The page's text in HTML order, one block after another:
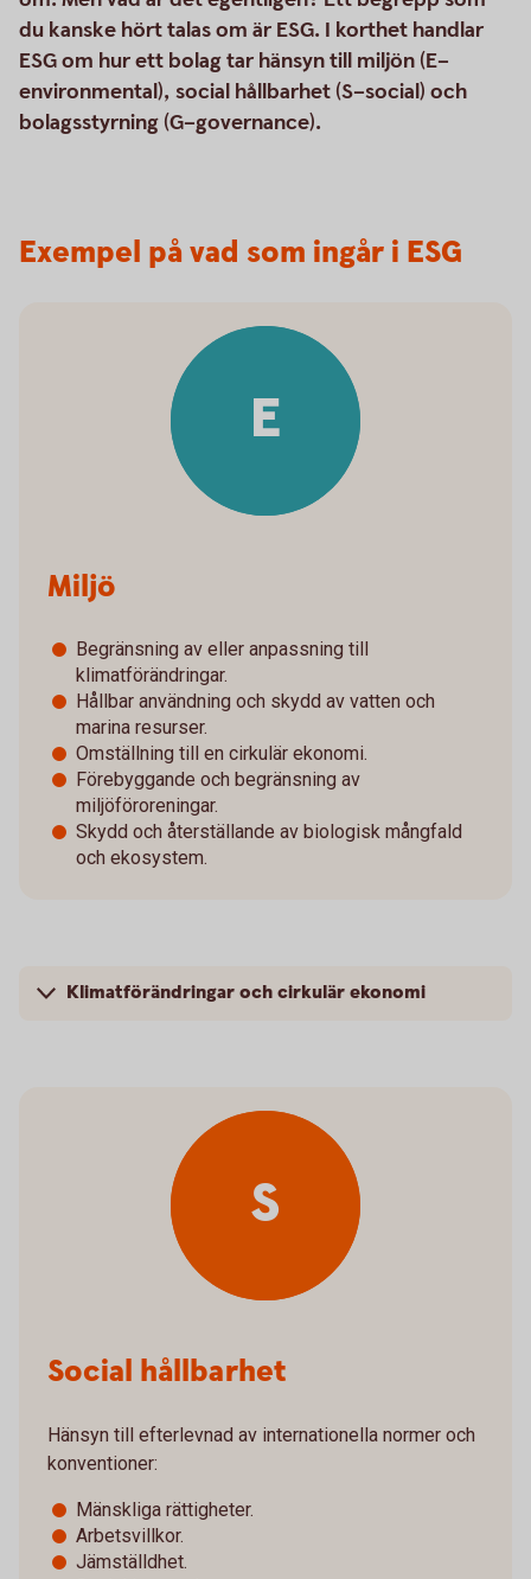
du kanske hört talas om är ESG. I korthet handlar
ESG om hur ett bolag tar hänsyn till miljön (E–
environmental), social hållbarhet (S–social) och
bolagsstyrning (G–governance).
Exempel på vad som ingår i ESG
E
Miljö
Begränsning av eller anpassning till
klimatförändringar.
Hållbar användning och skydd av vatten och
marina resurser.
Omställning till en cirkulär ekonomi.
Förebyggande och begränsning av
miljöföroreningar.
Skydd och återställande av biologisk mångfald
och ekosystem.
Klimatförändringar och cirkulär ekonomi
S
Social hållbarhet
Hänsyn till efterlevnad av internationella normer och
konventioner:
Mänskliga rättigheter.
Arbetsvillkor.
Jämställdhet.